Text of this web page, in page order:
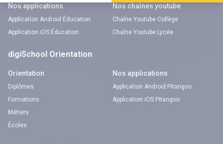
Nos applications
Application Android Éducation
Application iOS Éducation
Nos chaînes youtube
Chaîne Youtube Collège
Chaîne Youtube Lycée
digiSchool Orientation
Orientation
Diplômes
Formations
Métiers
Écoles
Nos applications
Application Android Pitangoo
Application iOS Pitangoo